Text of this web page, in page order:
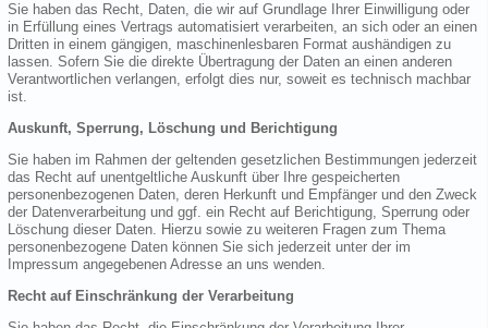
Sie haben das Recht, Daten, die wir auf Grundlage Ihrer Einwilligung oder
in Erfüllung eines Vertrags automatisiert verarbeiten, an sich oder an einen
Dritten in einem gängigen, maschinenlesbaren Format aushändigen zu
lassen. Sofern Sie die direkte Übertragung der Daten an einen anderen
Verantwortlichen verlangen, erfolgt dies nur, soweit es technisch machbar
ist.
Auskunft, Sperrung, Löschung und Berichtigung
Sie haben im Rahmen der geltenden gesetzlichen Bestimmungen jederzeit
das Recht auf unentgeltliche Auskunft über Ihre gespeicherten
personenbezogenen Daten, deren Herkunft und Empfänger und den Zweck
der Datenverarbeitung und ggf. ein Recht auf Berichtigung, Sperrung oder
Löschung dieser Daten. Hierzu sowie zu weiteren Fragen zum Thema
personenbezogene Daten können Sie sich jederzeit unter der im
Impressum angegebenen Adresse an uns wenden.
Recht auf Einschränkung der Verarbeitung